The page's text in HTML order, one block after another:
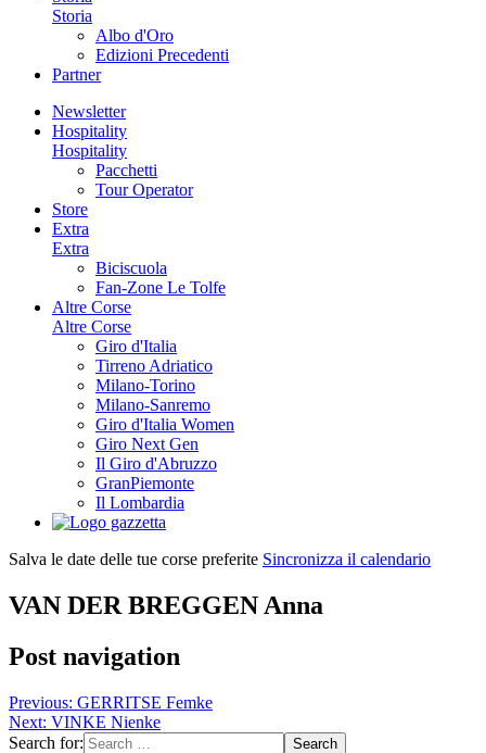
Storia
Albo d'Oro
Edizioni Precedenti
Partner
Newsletter
Hospitality
Hospitality
Pacchetti
Tour Operator
Store
Extra
Extra
Biciscuola
Fan-Zone Le Tolfe
Altre Corse
Altre Corse
Giro d'Italia
Tirreno Adriatico
Milano-Torino
Milano-Sanremo
Giro d'Italia Women
Giro Next Gen
Il Giro d'Abruzzo
GranPiemonte
Il Lombardia
Salva le date delle tue corse preferite Sincronizza il calendario
VAN DER BREGGEN Anna
Post navigation
Previous: GERRITSE Femke
Next: VINKE Nienke
Search for: